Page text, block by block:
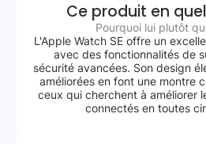
Ce produit en
Pourquoi lui plutôt
L'Apple Watch SE offre un
avec des fonctionnalités de
sécurité avancées. Son design
améliorées en font une montre
ceux qui cherchent à améliorer
connectés en toutes